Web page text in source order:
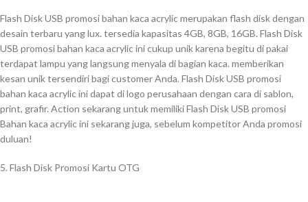
Flash Disk USB promosi bahan kaca acrylic merupakan flash disk dengan
desain terbaru yang lux. tersedia kapasitas 4GB, 8GB, 16GB. Flash Disk
USB promosi bahan kaca acrylic ini cukup unik karena begitu di pakai
terdapat lampu yang langsung menyala di bagian kaca. memberikan
kesan unik tersendiri bagi customer Anda. Flash Disk USB promosi
bahan kaca acrylic ini dapat di logo perusahaan dengan cara di sablon,
print, grafir. Action sekarang untuk memiliki Flash Disk USB promosi
Bahan kaca acrylic ini sekarang juga, sebelum kompetitor Anda promosi
duluan!
5. Flash Disk Promosi Kartu OTG